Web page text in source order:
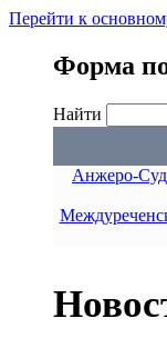
Перейти к
Форма
Найти
Анжеро-